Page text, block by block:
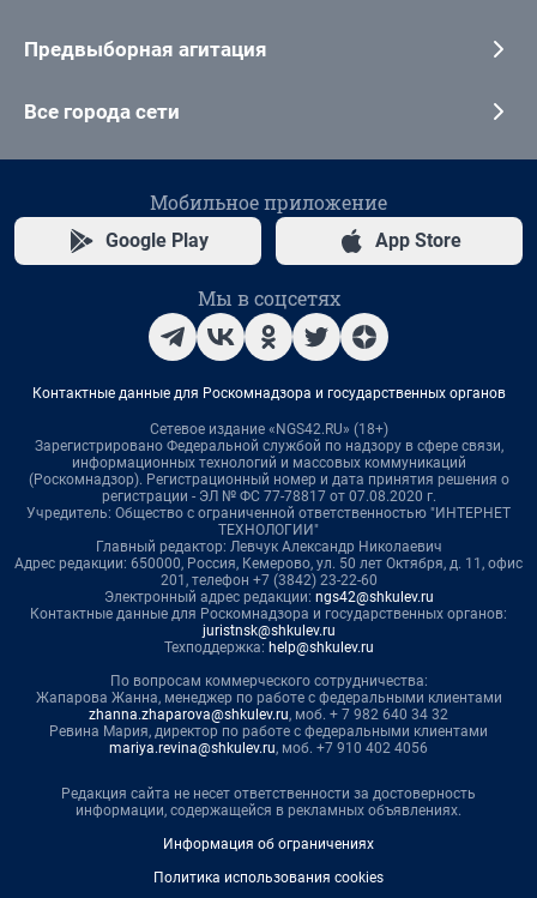
Предвыборная агитация
Все города сети
Мобильное приложение
Google Play App Store
Мы в соцсетях
Контактные данные для Роскомнадзора и государственных органов
Сетевое издание «NGS42.RU» (18+)
Зарегистрировано Федеральной службой по надзору в сфере связи,
информационных технологий и массовых коммуникаций
(Роскомнадзор). Регистрационный номер и дата принятия решения о
регистрации - ЭЛ № ФС 77-78817 от 07.08.2020 г.
Учредитель: Общество с ограниченной ответственностью "ИНТЕРНЕТ
ТЕХНОЛОГИИ"
Главный редактор: Левчук Александр Николаевич
Адрес редакции: 650000, Россия, Кемерово, ул. 50 лет Октября, д. 11, офис
201, телефон +7 (3842) 23-22-60
Электронный адрес редакции: ngs42@shkulev.ru
Контактные данные для Роскомнадзора и государственных органов:
juristnsk@shkulev.ru
Техподдержка: help@shkulev.ru
По вопросам коммерческого сотрудничества:
Жапарова Жанна, менеджер по работе с федеральными клиентами
zhanna.zhaparova@shkulev.ru, моб. + 7 982 640 34 32
Ревина Мария, директор по работе с федеральными клиентами
mariya.revina@shkulev.ru, моб. +7 910 402 4056
Редакция сайта не несет ответственности за достоверность
информации, содержащейся в рекламных объявлениях.
Информация об ограничениях
Политика использования cookies